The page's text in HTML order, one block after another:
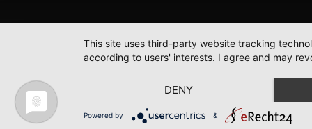
This site uses third-party website tracking
according to users' interests. I agree and may
DENY
Powered by &